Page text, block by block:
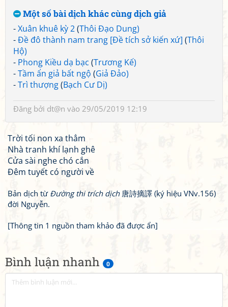
Bình luận nhanh 0
Một số bài dịch khác cùng dịch giả
-Xuân khuê kỳ 2(Thôi Đạo Dung)
-Đề đô thành nam trang [Đề tích sở kiến xứ] (Thôi
Hộ)
- Phong Kiều dạ bạc (Trương Kế)
-Tầm ẩn giả bất ngộ (Giả Đảo)
-Trì thượng(Bạch Cư Dị)
Đăng bởi dt@n vào 29/05/2019 12:19
Trời tối non xa thẳm
Nhà tranh khí lạnh ghê
Cửa sài nghe chó cắn
Đêm tuyết có người về
Bản dịch từ Đường thi trích dịch唐詩摘譯 (ký hiệu VNv.156)
đời Nguyễn.
[Thông tin 1 nguồn tham khảo đã được ẩn]